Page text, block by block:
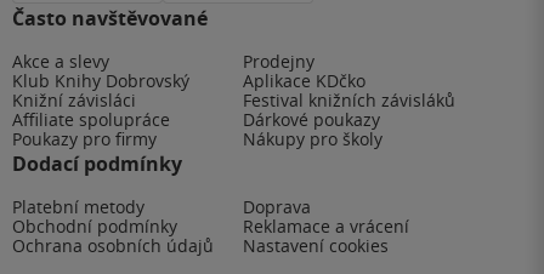
Často navštěvované
Akce a slevy
Prodejny
Klub Knihy Dobrovský
Aplikace KDčko
Knižní závisláci
Festival knižních závisláků
Affiliate spolupráce
Dárkové poukazy
Poukazy pro firmy
Nákupy pro školy
Dodací podmínky
Platební metody
Doprava
Obchodní podmínky
Reklamace a vrácení
Ochrana osobních údajů
Nastavení cookies